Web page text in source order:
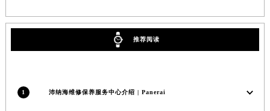
推荐阅读
1 沛纳海维修保养服务中心介绍 | Panerai